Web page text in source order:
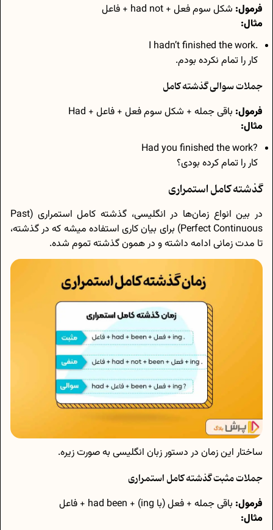
فرمول: شکل سوم فعل + had not + فاعل
مثال:
.I hadn’t finished the work
کار را تمام نکرده بودم.
جملات سوالی گذشته کامل
فرمول: باقی جمله + شکل سوم فعل + فاعل + Had
مثال:
?Had you finished the work
کار را تمام کرده بودی؟
گذشته کامل استمراری
در بین انواع زمان‌ها در انگلیسی، گذشته کامل استمراری (Past
Perfect Continuous) برای بیان کاری استفاده میشه که در گذشته،
تا مدت زمانی ادامه داشته و در همون گذشته تموم شده.
ساختار این زمان در دستور زبان انگلیسی به صورت زیره.
جملات مثبت گذشته کامل استمراری
فرمول: باقی جمله + فعل (با ing) + had been + فاعل
مثال: